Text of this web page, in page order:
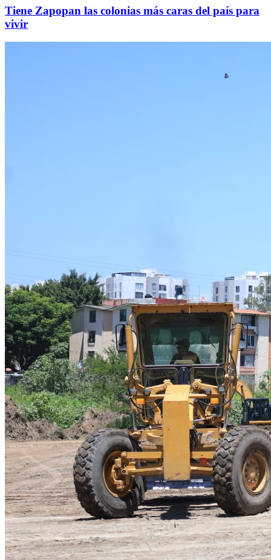
Tiene Zapopan las colonias más caras del país para
vivir